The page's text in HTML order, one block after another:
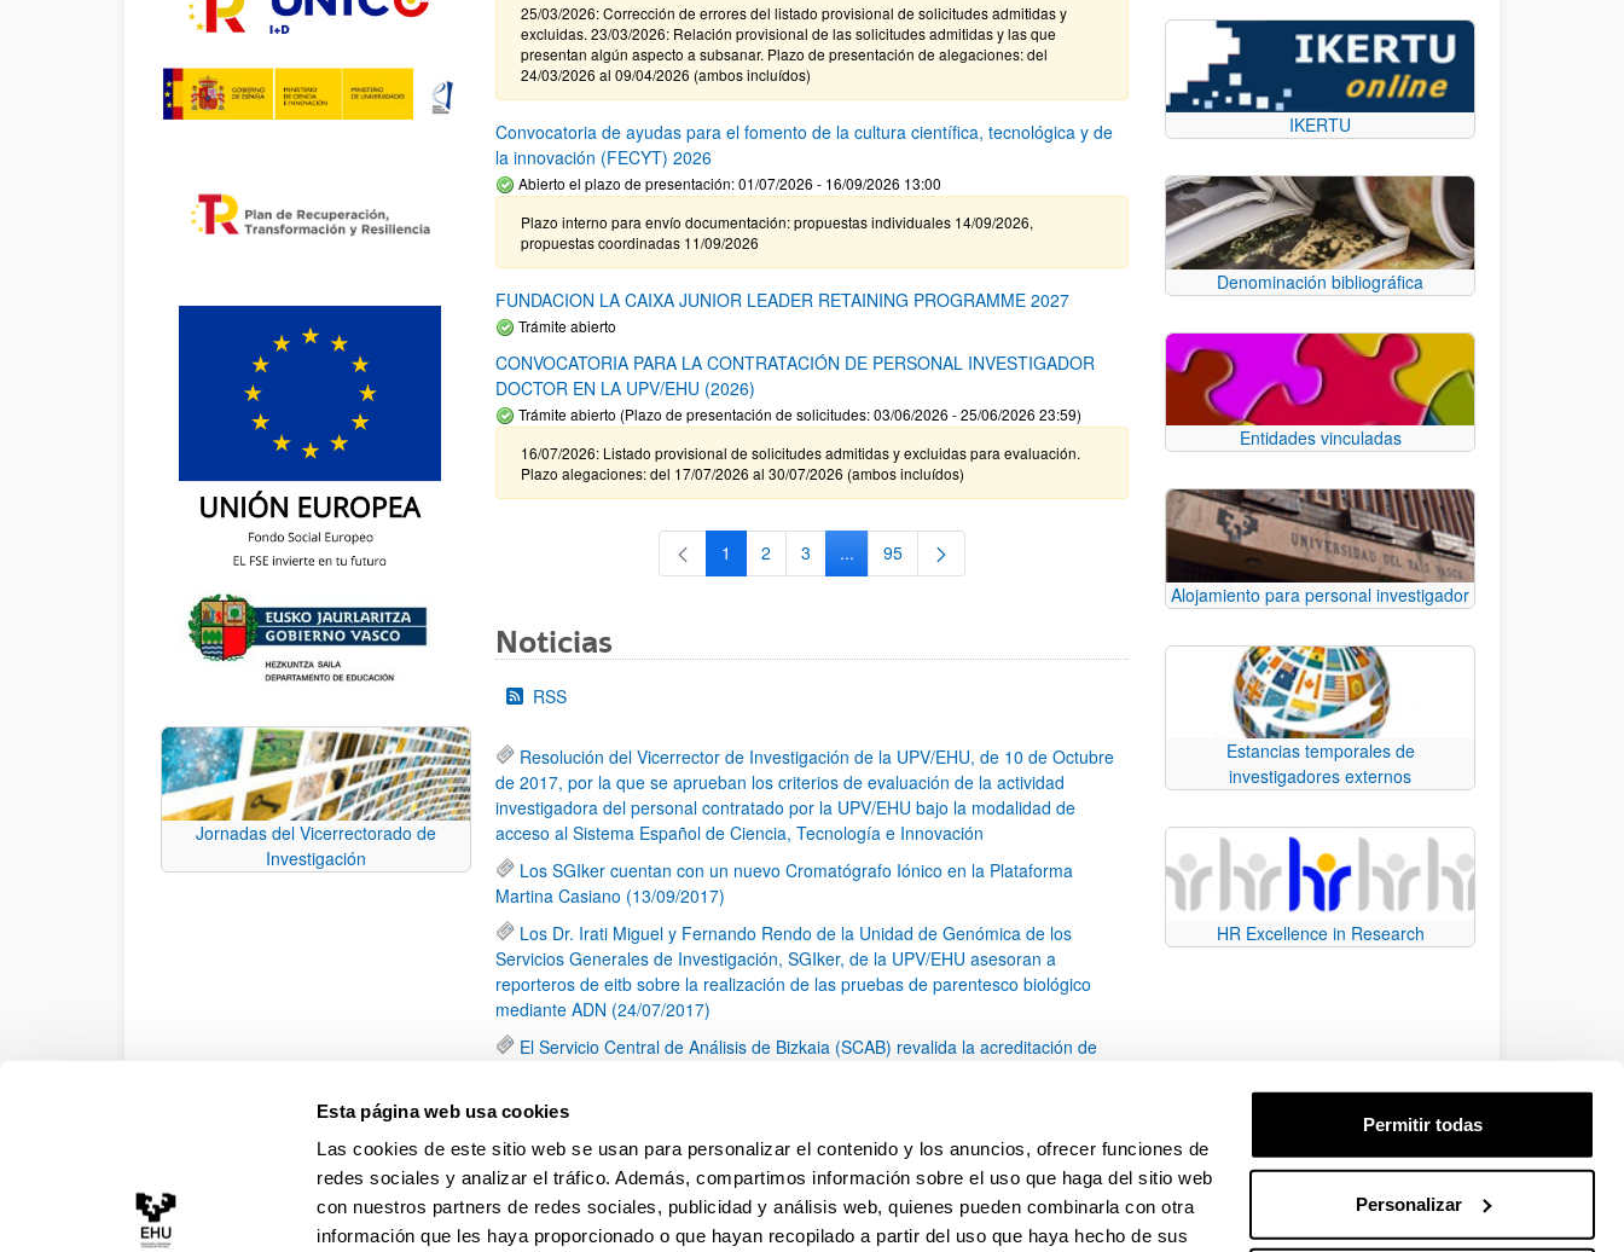
Esta página web usa cookies
Las cookies de este sitio web se usan para personalizar el contenido y los anuncios, ofrecer funciones de
redes sociales y analizar el tráfico. Además, compartimos información sobre el uso que haga del sitio web
con nuestros partners de redes sociales, publicidad y análisis web, quienes pueden combinarla con otra
información que les haya proporcionado o que hayan recopilado a partir del uso que haya hecho de sus
Permitir todas
Personalizar
Jornadas del Vicerrectorado de
Investigación
25/03/2026: Corrección de errores del listado provisional de solicitudes admitidas y
excluidas. 23/03/2026: Relación provisional de las solicitudes admitidas y las que
presentan algún aspecto a subsanar. Plazo de presentación de alegaciones: del
24/03/2026 al 09/04/2026 (ambos incluídos)
Convocatoria de ayudas para el fomento de la cultura científica, tecnológica y de
la innovación (FECYT) 2026
Abierto el plazo de presentación: 01/07/2026 - 16/09/2026 13:00
Plazo interno para envío documentación: propuestas individuales 14/09/2026,
propuestas coordinadas 11/09/2026
FUNDACION LA CAIXA JUNIOR LEADER RETAINING PROGRAMME 2027
Trámite abierto
CONVOCATORIA PARA LA CONTRATACIÓN DE PERSONAL INVESTIGADOR
DOCTOR EN LA UPV/EHU (2026)
Trámite abierto (Plazo de presentación de solicitudes: 03/06/2026 - 25/06/2026 23:59)
16/07/2026: Listado provisional de solicitudes admitidas y excluidas para evaluación.
Plazo alegaciones: del 17/07/2026 al 30/07/2026 (ambos incluídos)
Página
1 Página
2 Página
3 ...Páginas intermedias Use TAB para desplazarse.
Página
95
Noticias
RSS
Resolución del Vicerrector de Investigación de la UPV/EHU, de 10 de Octubre
de 2017, por la que se aprueban los criterios de evaluación de la actividad
investigadora del personal contratado por la UPV/EHU bajo la modalidad de
acceso al Sistema Español de Ciencia, Tecnología e Innovación
Los SGIker cuentan con un nuevo Cromatógrafo Iónico en la Plataforma
Martina Casiano (13/09/2017)
Los Dr. Irati Miguel y Fernando Rendo de la Unidad de Genómica de los
Servicios Generales de Investigación, SGIker, de la UPV/EHU asesoran a
reporteros de eitb sobre la realización de las pruebas de parentesco biológico
mediante ADN (24/07/2017)
El Servicio Central de Análisis de Bizkaia (SCAB) revalida la acreditación de
Los SGIker participan en el XIV Foro Internacional sobre Evaluación de la
junio de 2017) (03/07/2017)
Página
1 ...Páginas intermedias Use TAB para desplazarse.
Página
16 Página
17 Página
18 ...Páginas intermedias Use TAB para desplazarse.
Página
79
IKERTU
Denominación bibliográfica
Entidades vinculadas
Alojamiento para personal investigador
Estancias temporales de
investigadores externos
HR Excellence in Research